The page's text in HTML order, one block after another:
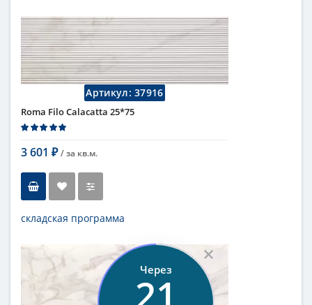
Длина
75 см
Высота
25 см
Цвет
темный,коричневый
Страна
Италия
Поверхность
матовая
Коллекция
Fap Ceramiche
Артикул:37916
Roma Filo Calacatta 25*75
3 601 ₽ / за кв.м.
складская программа
настенная плитка
Длина
75 см
Высота
25 см
с узорами...
×
Через